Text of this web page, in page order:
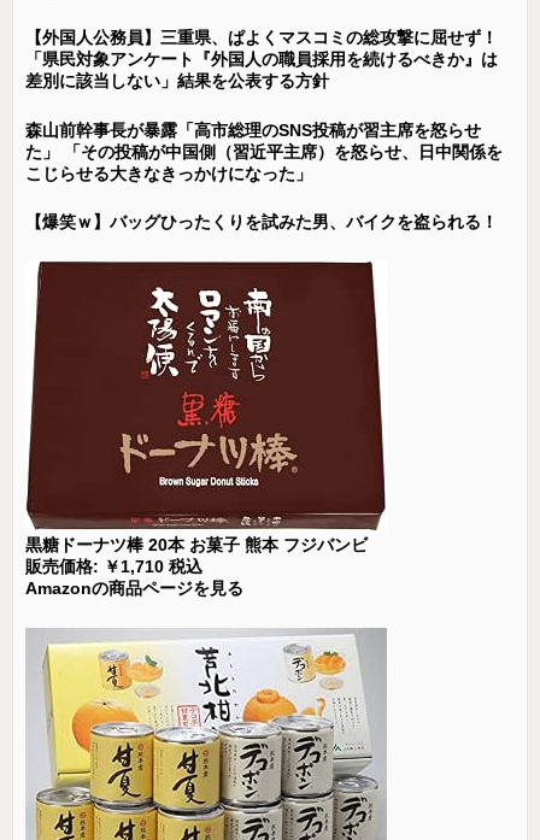
【外国人公務員】三重県、ぱよくマスコミの総攻撃に屈せず！
「県民対象アンケート『外国人の職員採用を続けるべきか』は
差別に該当しない」結果を公表する方針
森山前幹事長が暴露「高市総理のSNS投稿が習主席を怒らせ
た」 「その投稿が中国側（習近平主席）を怒らせ、日中関係を
こじらせる大きなきっかけになった」
【爆笑ｗ】バッグひったくりを試みた男、バイクを盗られる！
黒糖ドーナツ棒 20本 お菓子 熊本 フジバンビ
販売価格: ￥1,710 税込
Amazonの商品ページを見る